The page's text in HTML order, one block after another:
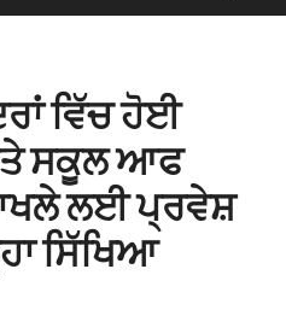
ਵਿੱਚ ਹੋਈ
ਸਕੂਲ ਆਫ
ਲਈ ਪ੍ਰਵੇਸ਼
ਸਿੱਖਿਆ